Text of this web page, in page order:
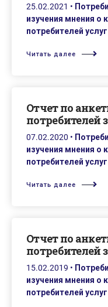
25.02.2021 •
изучения мнения о
потребителей услуг
Читать далее
Oтчет по
потребителей
07.02.2020 •
изучения мнения о
потребителей услуг
Читать далее
Oтчет по
потребителей
15.02.2019 •
изучения мнения о
потребителей услуг